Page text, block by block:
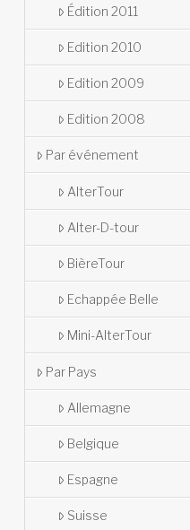
Édition 2011
Edition 2010
Edition 2009
Edition 2008
Par événement
AlterTour
Alter-D-tour
BièreTour
Echappée Belle
Mini-AlterTour
Par Pays
Allemagne
Belgique
Espagne
Suisse